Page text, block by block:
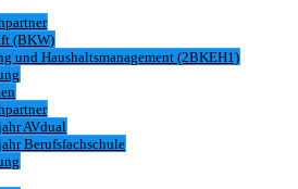
(BKW)
und Haushaltsmanagement (2BKEH1)
AVdual
Berufsfachschule